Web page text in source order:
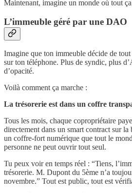
Maintenant, imagine un monde où tout ça
L’immeuble géré par une DAO
Imagine que ton immeuble décide de
sur ton téléphone. Plus de syndic, plus
d’opacité.
Voilà comment ça marche :
La trésorerie est dans un coffre
Tous les mois, chaque copropriétaire
directement dans un smart contract sur la
un coffre-fort numérique que tout le
personne ne peut ouvrir tout seul.
Tu peux voir en temps réel : “Tiens,
trésorerie. M. Dupont du 5ème n’a
novembre.” Tout est public, tout est